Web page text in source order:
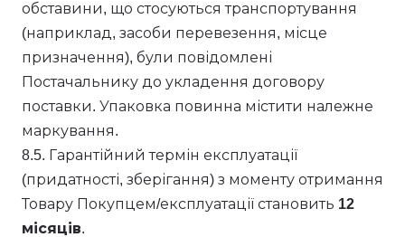
обставини, що стосуються транспортування
(наприклад, засоби перевезення, місце
призначення), були повідомлені
Постачальнику до укладення договору
поставки. Упаковка повинна містити належне
маркування.
8.5. Гарантійний термін експлуатації
(придатності, зберігання) з моменту отримання
Товару Покупцем/експлуатації становить 12
місяців.